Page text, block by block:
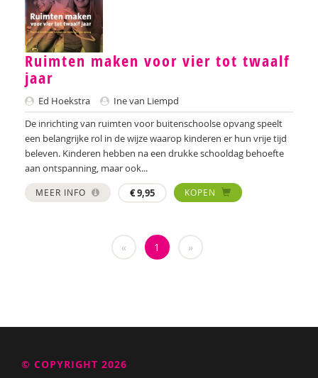
Anne-Floor Bakker
Carolina Bakker
Ina Bakker
Pieter Paul Bakker
Marielle Balledux
Miriam Barendregt
Ana del Barrio Saiz
Rina Bartels
Ruimten maken voor vier tot twaalf
jaar
Ed Hoekstra
Ine van Liempd
De inrichting van ruimten voor buitenschoolse opvang speelt
een belangrijke rol in de wijze waarop kinderen er hun vrije tijd
beleven. Kinderen hebben na een drukke schooldag behoefte
aan ontspanning, maar ook...
MEER INFO €9,95 KOPEN
« 1 »
© COPYRIGHT 2026